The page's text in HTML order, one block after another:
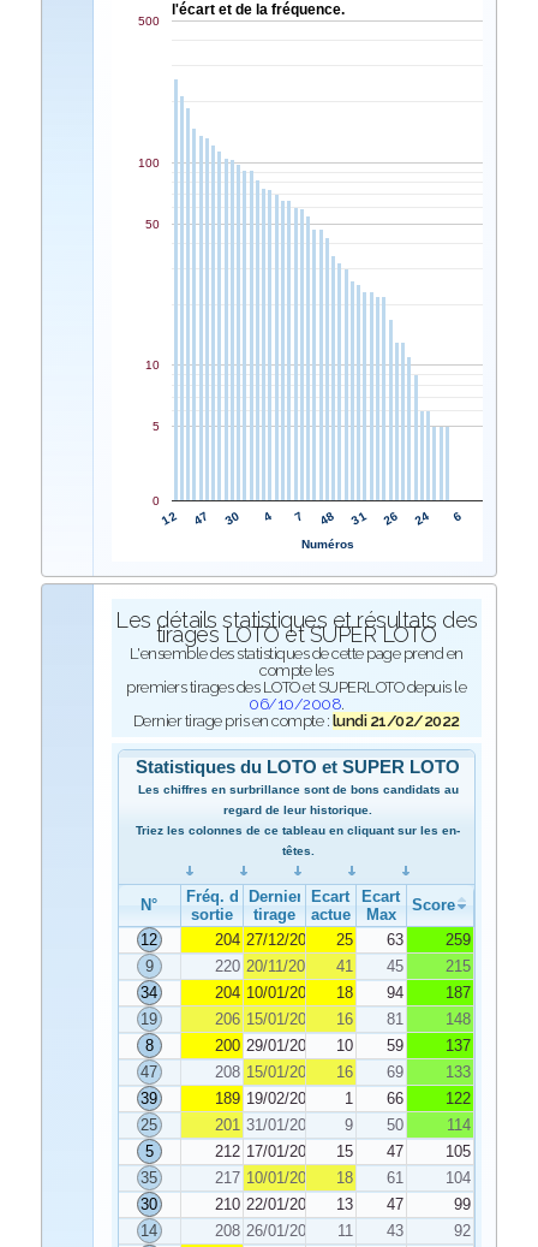
l'écart et de la fréquence.
12 47 30 4 7 48 31 26 24 6
0
5
10
50
100
500
Numéros
Les détails statistiques et résultats des
tirages LOTO et SUPER LOTO
L'ensemble des statistiques de cette page prend en
compte les
premiers tirages des LOTO et SUPERLOTO depuis le
06/10/2008.
Dernier tirage pris en compte : lundi 21/02/2022
Statistiques du LOTO et SUPER LOTO
Les chiffres en surbrillance sont de bons candidats au
regard de leur historique.
Triez les colonnes de ce tableau en cliquant sur les en-
têtes.
N°
Fréq. de
sortie
Dernier
tirage
Ecart
actuel
Ecart
Max
Score
12
204 27/12/2021 25 63
259
9
220 20/11/2021 41 45
215
34
204 10/01/2022 18 94
187
19
206 15/01/2022 16 81
148
8
200 29/01/2022 10 59
137
47
208 15/01/2022 16 69
133
39
189 19/02/2022 1 66
122
25
201 31/01/2022 9 50
114
5
212 17/01/2022 15 47
105
35
217 10/01/2022 18 61
104
30
210 22/01/2022 13 47
99
14
208 26/01/2022 11 43
92